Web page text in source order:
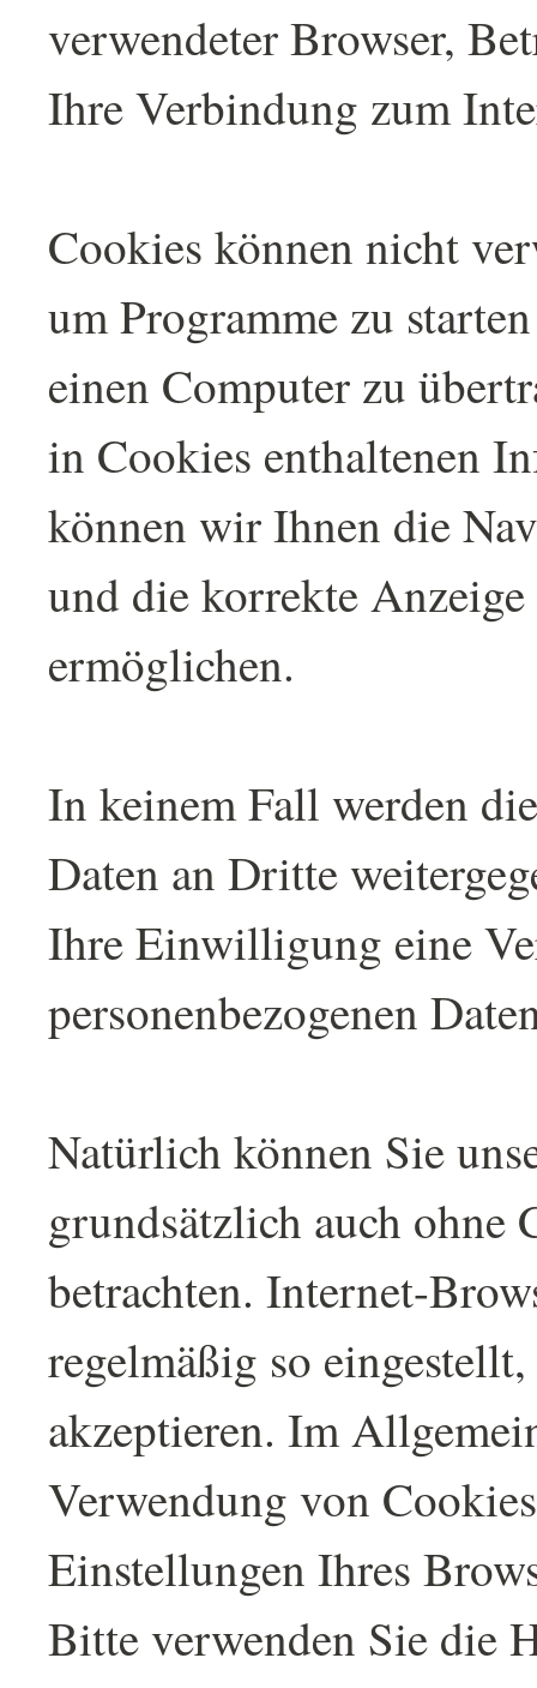
verwendeter Browser,
Ihre Verbindung zum
Cookies können nicht
um Programme zu
einen Computer zu
in Cookies enthaltenen
können wir Ihnen die
und die korrekte Anzeige
ermöglichen.
In keinem Fall werden
Daten an Dritte
Ihre Einwilligung eine
personenbezogenen
Natürlich können Sie
grundsätzlich auch ohne
betrachten. Internet-
regelmäßig so
akzeptieren. Im
Verwendung von
Einstellungen Ihres
Bitte verwenden Sie die